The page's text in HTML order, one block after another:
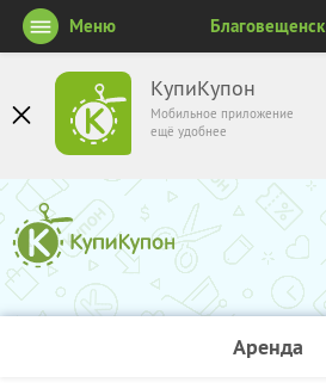
КупиКупон
Мобильное приложение
ещё удобнее
Меню Благовещенск
Аренда